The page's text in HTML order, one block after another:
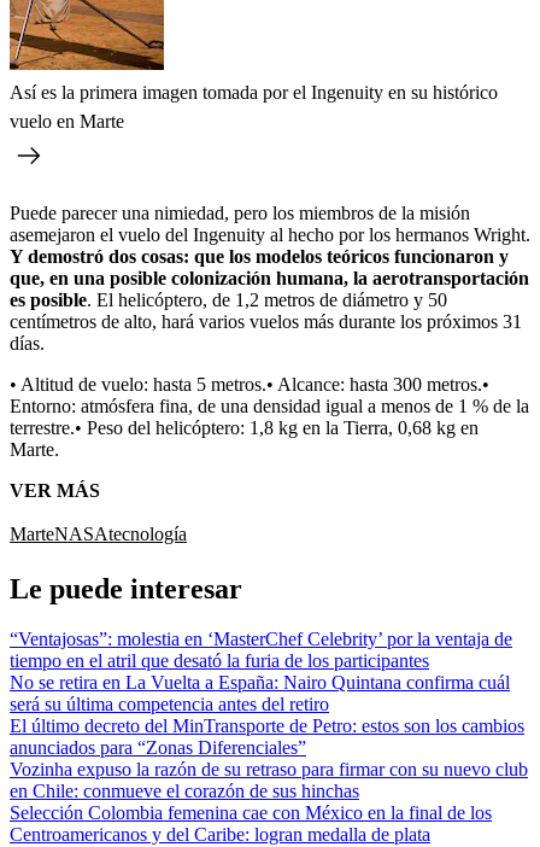
Así es la primera imagen tomada por el Ingenuity en su histórico
vuelo en Marte
Puede parecer una nimiedad, pero los miembros de la misión
asemejaron el vuelo del Ingenuity al hecho por los hermanos Wright.
Y demostró dos cosas: que los modelos teóricos funcionaron y
que, en una posible colonización humana, la aerotransportación
es posible. El helicóptero, de 1,2 metros de diámetro y 50
centímetros de alto, hará varios vuelos más durante los próximos 31
días.
• Altitud de vuelo: hasta 5 metros.• Alcance: hasta 300 metros.•
Entorno: atmósfera fina, de una densidad igual a menos de 1 % de la
terrestre.• Peso del helicóptero: 1,8 kg en la Tierra, 0,68 kg en
Marte.
VER MÁS
MarteNASAtecnología
Le puede interesar
“Ventajosas”: molestia en ‘MasterChef Celebrity’ por la ventaja de
tiempo en el atril que desató la furia de los participantes
No se retira en La Vuelta a España: Nairo Quintana confirma cuál
será su última competencia antes del retiro
El último decreto del MinTransporte de Petro: estos son los cambios
anunciados para “Zonas Diferenciales”
Vozinha expuso la razón de su retraso para firmar con su nuevo club
en Chile: conmueve el corazón de sus hinchas
Selección Colombia femenina cae con México en la final de los
Centroamericanos y del Caribe: logran medalla de plata